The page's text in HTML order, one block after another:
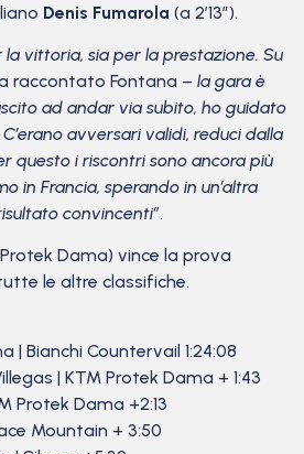
Denis Fumarola (a 2’13”).
vittoria, sia per la prestazione. Su
raccontato Fontana – la gara è
ad andar via subito, ho guidato
avversari validi, reduci dalla
questo i riscontri sono ancora più
in Francia, sperando in un’altra
convincenti”.
Dama) vince la prova
le altre classifiche.
| Bianchi Countervail 1:24:08
| KTM Protek Dama + 1:43
Protek Dama +2:13
Mountain + 3:50